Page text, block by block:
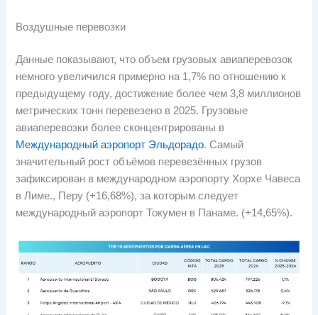
Воздушные перевозки
Данные показывают, что объем грузовых авиаперевозок
немного увеличился примерно на 1,7% по отношению к
предыдущему году, достижение более чем 3,8 миллионов
метрических тонн перевезено в 2025. Грузовые
авиаперевозки более сконцентрированы в
Международный аэропорт Эльдорадо. Самый
значительный рост объёмов перевезённых грузов
зафиксирован в международном аэропорту Хорхе Чавеса
в Лиме., Перу (+16,68%), за которым следует
международный аэропорт Токумен в Панаме. (+14,65%).